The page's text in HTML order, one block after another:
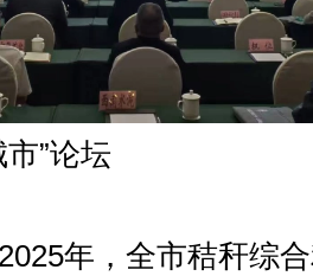
”论坛
年，全市秸秆综